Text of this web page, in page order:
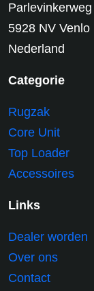
5928 NV Venlo
Nederland
Categorie
Rugzak
Core Unit
Top Loader
Accessoires
Links
Dealer worden
Over ons
Contact